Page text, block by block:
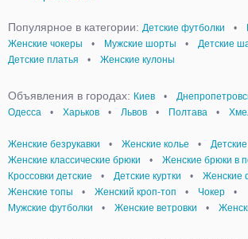
Популярное в категории: Детские футболки •
Женские чокеры
• Мужские шорты • Детские
Детские платья
• Женские кулоны
Объявления в городах: Киев •
Одесса
• Харьков • Львов • Полтава •
Женские безрукавки • Женские колье •
Женские классические брюки
• Женские брюки в
Кроссовки детские
• Детские куртки • Женские
Женские топы
• Женский кроп-топ • Чокер
•
Мужские футболки
• Женские ветровки •